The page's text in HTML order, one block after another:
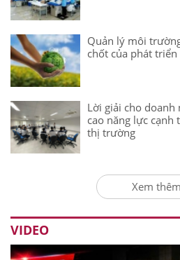
Quản lý môi
chốt của phát
Lời giải cho doanh
cao năng lực cạnh
thị trường
Xem thêm
VIDEO